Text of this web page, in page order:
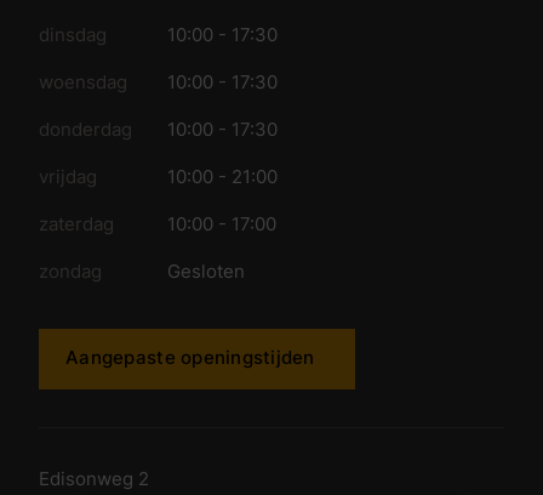
dinsdag 10:00 - 17:30
woensdag 10:00 - 17:30
donderdag 10:00 - 17:30
vrijdag 10:00 - 21:00
zaterdag 10:00 - 17:00
zondag Gesloten
Aangepaste openingstijden
Edisonweg 2